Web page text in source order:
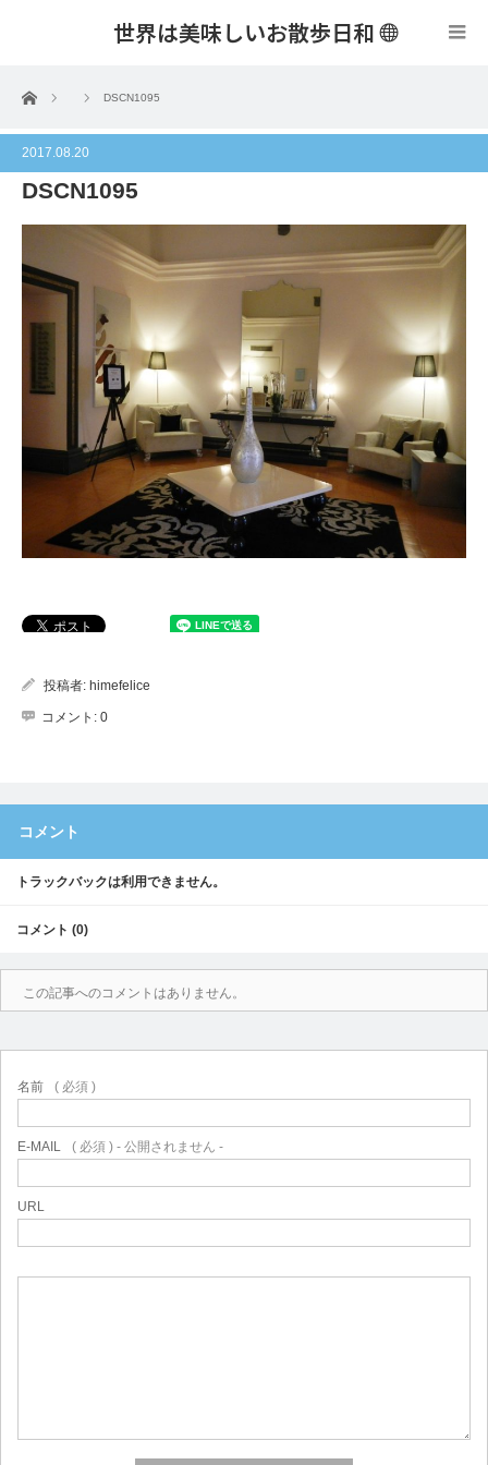
世界は美味しいお散歩日和
ホーム DSCN1095
2017.08.20
DSCN1095
投稿者: himefelice
コメント: 0
コメント
トラックバックは利用できません。
コメント (0)
この記事へのコメントはありません。
名前 ( 必須 )
E-MAIL ( 必須 ) - 公開されません -
URL